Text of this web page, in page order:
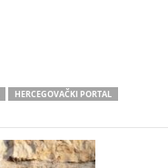
HERCEGOVAČKI PORTAL